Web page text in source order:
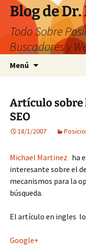
Saltar
contenido
Blog de
Todo Sobre
Buscadores y
Menú
Artículo sobre
SEO
18/1/2007
Michael Martinez ha
interesante sobre el
mecanismos para la
búsqueda.
El artículo en ingles
Google+